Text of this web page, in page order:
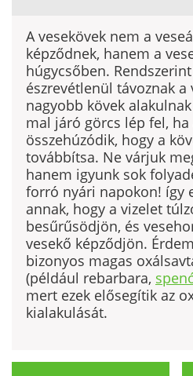
A vesekövek nem a
képződnek, ha­nem a
húgycsőben.
észrevétlenül távoznak
nagyobb kövek
mal járó görcs lép fel,
össze­húzódik, hogy a
továbbítsa. Ne vár­juk
hanem igyunk sok
forró nyári napokon! így
annak, hogy a vizelet
besűrűsödjön, és
vesekő képződjön.
bizonyos magas
(például rebarbara,
mert ezek elősegítik az
kialakulását.